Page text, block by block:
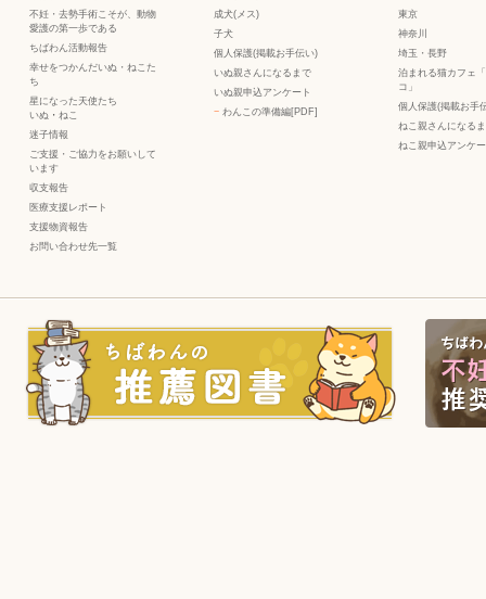
不妊・去勢手術こそが、動物
愛護の第一歩である
ちばわん活動報告
幸せをつかんだいぬ・ねこた
ち
星になった天使たち
いぬ ・ ねこ
迷子情報
ご支援・ご協力をお願いして
います
収支報告
医療支援レポート
支援物資報告
お問い合わせ先一覧
成犬(メス)
子犬
個人保護(掲載お手伝い)
いぬ親さんになるまで
いぬ親申込アンケート
− わんこの準備編[PDF]
東京
神奈川
埼玉・長野
泊まれる猫カフェ
コ」
個人保護(掲載お手
ねこ親さんになる
ねこ親申込アンケ